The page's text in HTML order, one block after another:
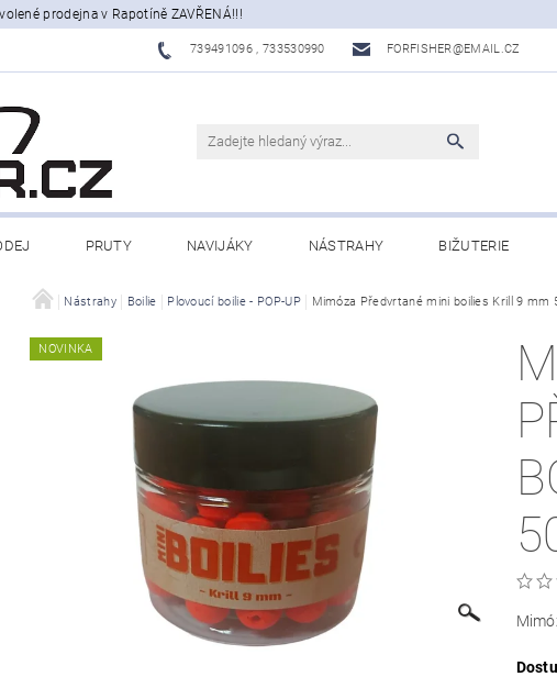
prodejna v Rapotíně ZAVŘENÁ!!!
739491096 , 733530990 FORFISHER@EMAIL.CZ
PRUTY NAVIJÁKY NÁSTRAHY BIŽUTERIE
BELLY BOATY, ECHOLOTY OBLEČENÍ CAMPING
NÁS BLOG
Nástrahy Boilie Plovoucí boilie - POP-UP Mimóza Předvrtané mini boilies Krill 9 mm
NOVINKA